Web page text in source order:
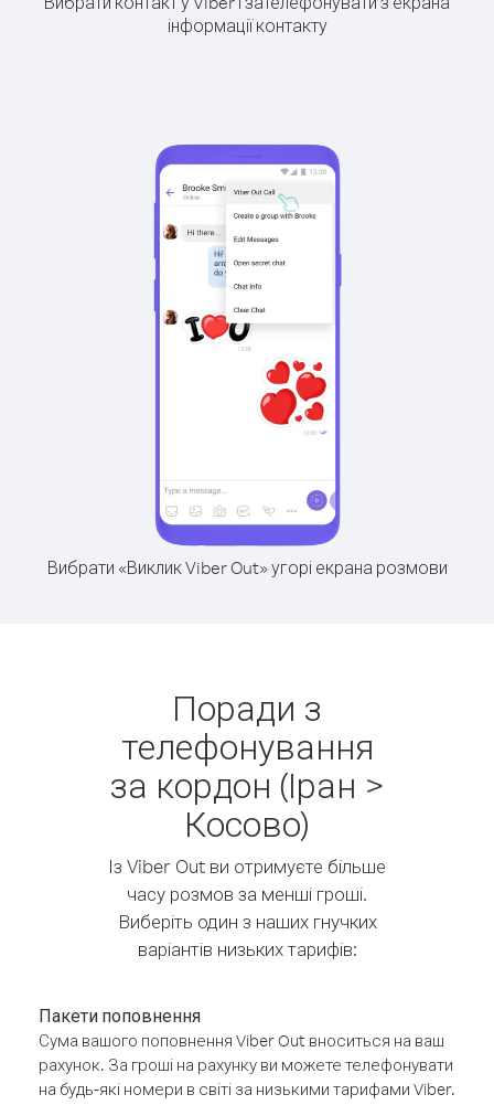
інформації контакту
Вибрати «Виклик Viber Out» угорі екрана розмови
Поради з
телефонування
за кордон (Іран >
Косово)
Із Viber Out ви отримуєте більше
часу розмов за менші гроші.
Виберіть один з наших гнучких
варіантів низьких тарифів:
Пакети поповнення
Сума вашого поповнення Viber Out вноситься на ваш
рахунок. За гроші на рахунку ви можете телефонувати
на будь-які номери в світі за низькими тарифами Viber.